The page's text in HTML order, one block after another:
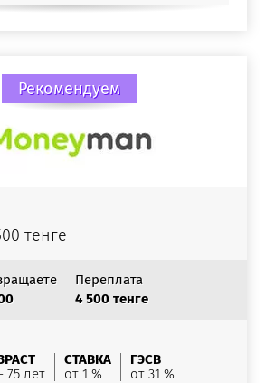
Рекомендуем
тенге
Переплата
4 500 тенге
75 лет
СТАВКА
от 1 %
ГЭСВ
от 31 %